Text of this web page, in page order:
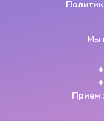
Мы
Прием